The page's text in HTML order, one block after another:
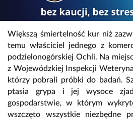
Większą śmiertelność kur niż
temu właściciel jednego z
podzielonogórskiej Ochli. Na
z Wojewódzkiej Inspekcji
którzy pobrali próbki do badań.
ptasia grypa i jej wysoce
gospodarstwie, w którym
wszczęto wszystkie niezbędne